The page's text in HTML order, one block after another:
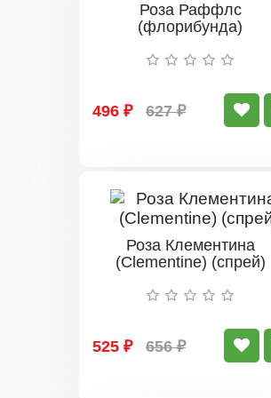
Роза Раффлс
(флорибунда)
496 ₽ 627 ₽
Роза Клементина
(Clementine) (спрей)
525 ₽ 656 ₽